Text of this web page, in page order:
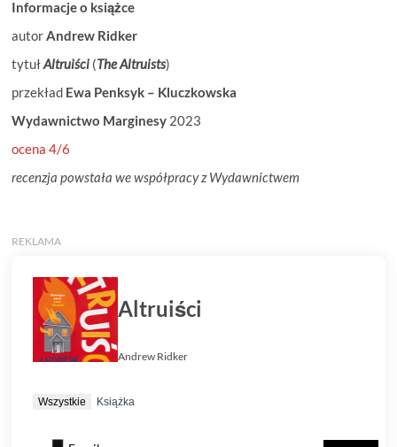
Informacje o książce
autorAndrew Ridker
tytułAltruiści (The Altruists)
przekład Ewa Penksyk – Kluczkowska
Wydawnictwo Marginesy 2023
ocena 4/6
recenzja powstała we współpracy z Wydawnictwem